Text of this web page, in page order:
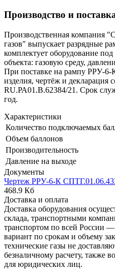
Производство и
Производственная компания
газов" выпускает разрядные
комплектует оборудование
объекта: газовую среду,
При поставке на рампу РРУ-6-
изделия, чертёж и
RU.РА01.В.62384/21. Срок
год.
Характеристики
Количество подключаемых
Объем баллонов
Производительность
Давление на выходе
Документы
Чертеж РРУ-6-К
468.9 Кб
Доставка и оплата
Доставка оборудования
склада, транспортными
транспортом по всей России
вариант по срокам и объему
технические газы не
безналичному расчету, также
для юридических лиц.